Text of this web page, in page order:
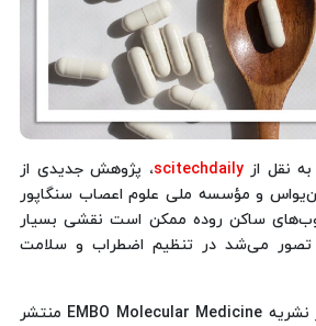
نقل ازscitechdaily، پژوهش جدیدی از
و مؤسسه ملی علوم اعصاب سنگاپور
ساکن روده ممکن است نقشی بسیار
تصور می‌شد در تنظیم اضطراب و سلامت
نتایج این مطالعه که در نشریه EMBO Molecular Medicine منتشر